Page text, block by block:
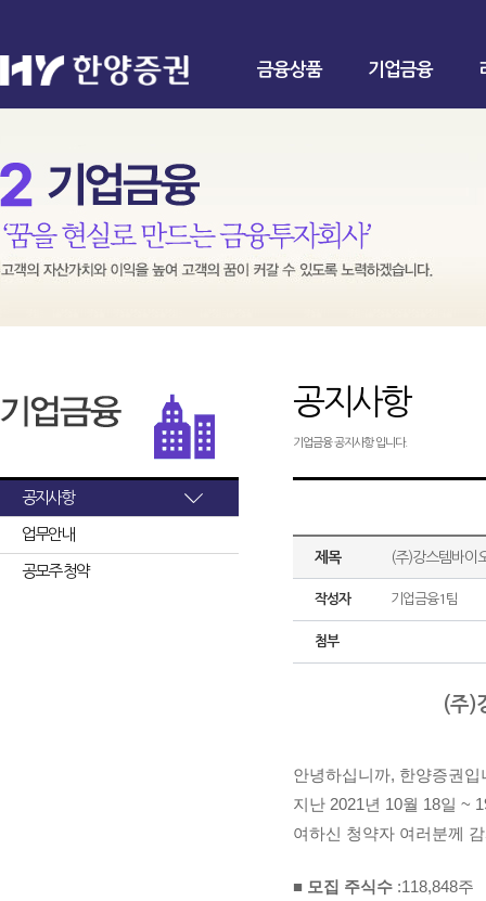
금융상품 기업금융
공지사항
업무안내
공모주 청약
공지사항
기업금융 공지사항 입니다.
제목 (주)강스템바이
작성자 기업금융1팀
첨부
(주)
안녕하십니까, 한양증권입
지난 2021 년 10월 18일 ~
여하신 청약자 여러분께
■ 모집 주식수 :118,848주